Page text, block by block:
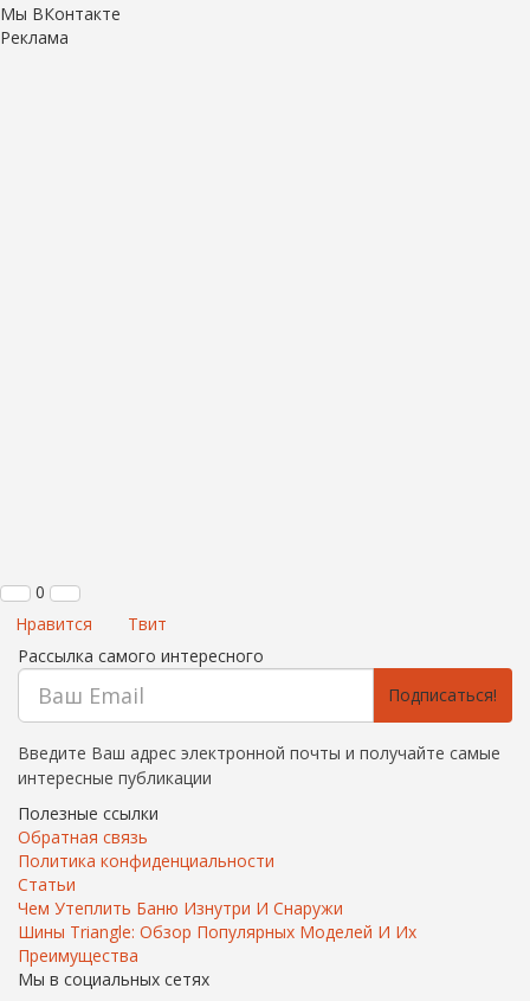
Мы ВКонтакте
Реклама
0
Нравится
Твит
Рассылка самого интересного
Подписаться!
Введите Ваш адрес электронной почты и получайте самые
интересные публикации
Полезные ссылки
Обратная связь
Политика конфиденциальности
Статьи
Чем Утеплить Баню Изнутри И Снаружи
Шины Triangle: Обзор Популярных Моделей И Их
Преимущества
Мы в социальных сетях